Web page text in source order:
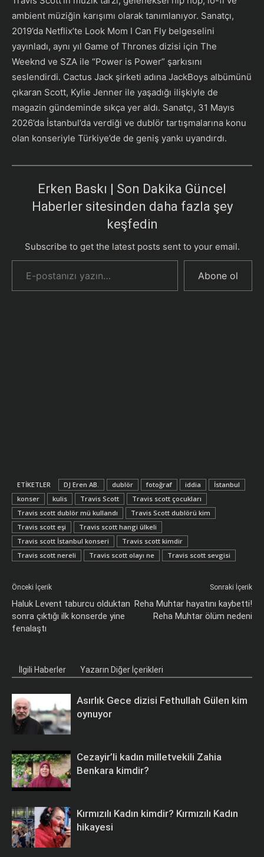
ambient müziğin karışımı olarak tanımlanıyor. Sanatçı,
2019’da Netflix’te Look Mom I Can Fly belgeselini
yayınladı, aynı yıl Game of Thrones dizisi için The
Weeknd ve SZA ile “Power is Power” şarkısını
seslendirdi. Cactus Jack şirketi adına JackBoys albümünü
çıkaran Scott, Kylie Jenner ile yaşadığı ilişkiyle de
magazin gündeminde sıkça yer aldı. Sanatçı, 31 Mayıs
2026’da İstanbul’da verdiği ve dublör tartışmalarına konu
olan konseriyle Türkiye’de de geniş yankı uyandırdı.
Erken Baskı | Son Dakika Güncel
Haberler sitesinden daha fazla şey
keşfedin
Subscribe to get the latest posts sent to your email.
E-postanızı yazın…
Abone ol
ETIKETLER DJ Eren AB. dublör fotoğraf iddia
İstanbul
konser
kulis Travis Scott
Travis scott çocukları
Travis scott dublör mü kullandı
Travis Scott dublörü kim
Travis scott eşi
Travis scott hangi ülkeli
Travis scott İstanbul konseri
Travis scott kimdir
Travis scott nereli
Travis scott olayı ne Travis scott sevgisi
Önceki İçerik
Haluk Levent taburcu olduktan
sonra çıktığı ilk konserde yine
fenalaştı
Sonraki İçerik
Reha Muhtar hayatını kaybetti!
Reha Muhtar ölüm nedeni
İlgili Haberler Yazarın Diğer İçerikleri
Asırlık Gece dizisi Fethullah Gülen kim
oynuyor
Cezayir’li kadın milletvekili Zahia
Benkara kimdir?
Kırmızılı Kadın kimdir? Kırmızılı Kadın
hikayesi